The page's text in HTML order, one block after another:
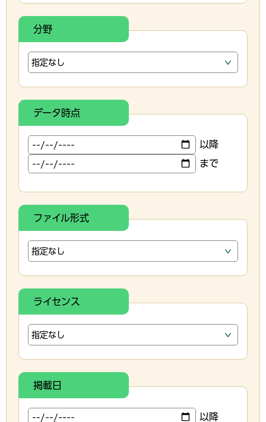
分野
データ時点
以降
まで
ファイル形式
ライセンス
掲載日
以降